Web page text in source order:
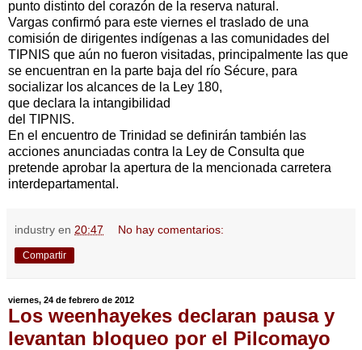
punto distinto del corazón de la reserva natural.
Vargas confirmó para este viernes el traslado de una
comisión de dirigentes indígenas a las comunidades del
TIPNIS que aún no fueron visitadas, principalmente las que
se encuentran en la parte baja del río Sécure, para
socializar los alcances de la Ley 180,
que declara la intangibilidad
del TIPNIS.
En el encuentro de Trinidad se definirán también las
acciones anunciadas contra la Ley de Consulta que
pretende aprobar la apertura de la mencionada carretera
interdepartamental.
industry en 20:47 No hay comentarios:
Compartir
viernes, 24 de febrero de 2012
Los weenhayekes declaran pausa y
levantan bloqueo por el Pilcomayo